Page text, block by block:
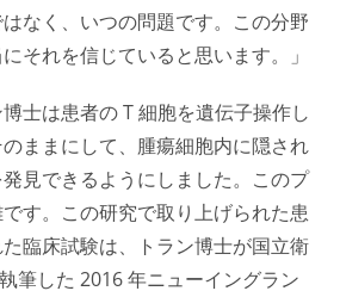
なく、いつの問題です。この分野
それを信じていると思います。」
士は患者の T 細胞を遺伝子操作し
ままにして、腫瘍細胞内に隠され
見できるようにしました。このプ
す。この研究で取り上げられた患
臨床試験は、トラン博士が国立衛
筆した 2016 年ニューイングラン